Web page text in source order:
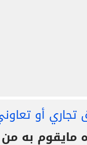
أو
به من